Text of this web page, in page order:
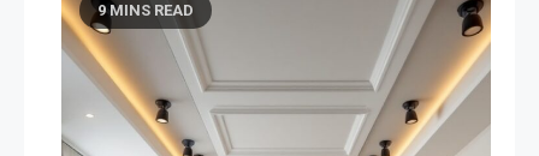
9 MINS READ